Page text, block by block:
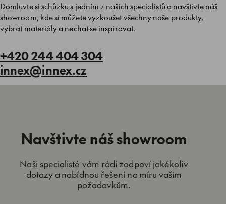
Domluvte si schůzku s jedním z našich specialistů a navštivte náš
showroom, kde si můžete vyzkoušet všechny naše produkty,
vybrat materiály a nechat se inspirovat.
+420 244 404 304
innex@innex.cz
Navštivte náš showroom
Naši specialisté vám rádi zodpoví jakékoliv
dotazy a nabídnou řešení na míru vašim
požadavkům.